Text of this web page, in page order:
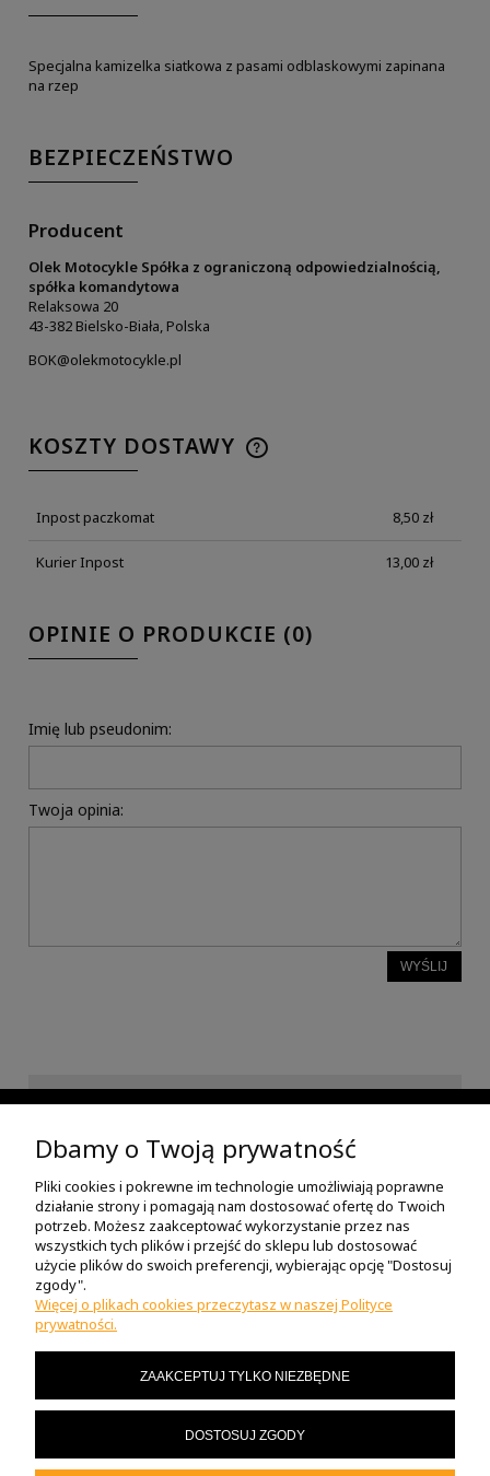
Specjalna kamizelka siatkowa z pasami odblaskowymi zapinana
na rzep
BEZPIECZEŃSTWO
Producent
Olek Motocykle Spółka z ograniczoną odpowiedzialnością,
spółka komandytowa
Relaksowa 20
43-382 Bielsko-Biała, Polska
BOK@olekmotocykle.pl
KOSZTY DOSTAWY
Inpost paczkomat 8,50 zł
Kurier Inpost 13,00 zł
OPINIE O PRODUKCIE (0)
Imię lub pseudonim:
Twoja opinia:
WYŚLIJ
POMOC
O NAS
MASZ PYTANIA?
Dbamy o Twoją prywatność
Pliki cookies i pokrewne im technologie umożliwiają poprawne
działanie strony i pomagają nam dostosować ofertę do Twoich
potrzeb. Możesz zaakceptować wykorzystanie przez nas
wszystkich tych plików i przejść do sklepu lub dostosować
użycie plików do swoich preferencji, wybierając opcję "Dostosuj
zgody".
Więcej o plikach cookies przeczytasz w naszej Polityce
prywatności.
ZAAKCEPTUJ TYLKO NIEZBĘDNE
DOSTOSUJ ZGODY